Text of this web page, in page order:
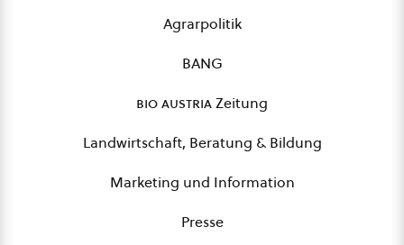
Agrarpolitik
BANG
bio austriaZeitung
Landwirtschaft, Beratung & Bildung
Marketing und Information
Presse